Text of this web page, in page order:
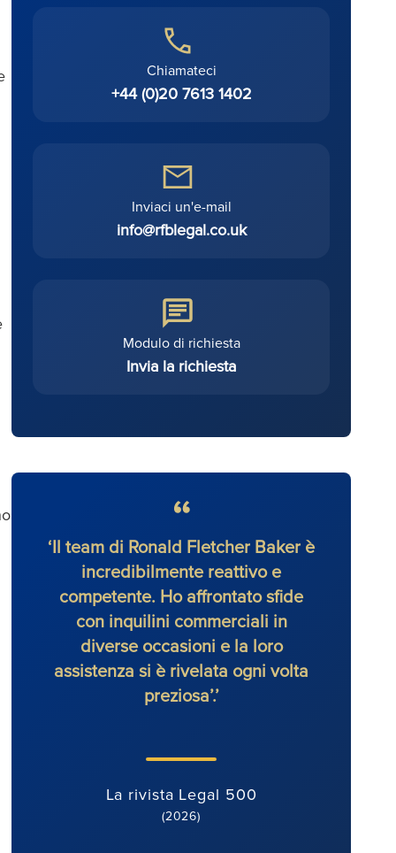
Chiamateci
+44 (0)20 7613 1402
Inviaci un'e-mail
info@rfblegal.co.uk
Modulo di richiesta
Invia la richiesta
‘Il team di Ronald Fletcher Baker è
incredibilmente reattivo e
competente. Ho affrontato sfide
con inquilini commerciali in
diverse occasioni e la loro
assistenza si è rivelata ogni volta
preziosa’.’
La rivista Legal 500
(2026)